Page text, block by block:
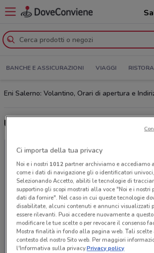
BANCHE E ASSICURAZIONI VIAGGI
Eni Salerno: Volantino, Orari di apertura e
Ultime offerte del volantino Eni
Ci importa della tua privacy
Noi e i nostri 1012partner archiviamo e accediamo
come i dati di navigazione gli o identificatori
Selezionando Accetto, abiliti le tecnologie di
supportino gli scopi mostrati alla voce "Noi e i nostri
dati da fornire". Nel caso in cui queste tecnologie
disabilitate, alcuni contenuti e annunci visualizzati
essere rilevanti. Puoi accedere nuovamente a
modificare le tue scelte o per revocare il consenso
Mostra finalità in fondo alla pagina web. Tali
contesto del nostro Sito web. Per maggiori
l'Informativa sulla privacy.Privacy policy